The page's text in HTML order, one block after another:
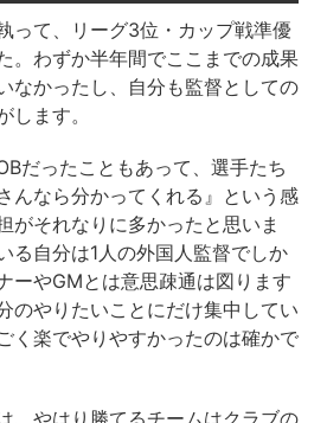
って、リーグ3位・カップ戦準優
。わずか半年間でここまでの成果
なかったし、自分も監督としての
します。
だったこともあって、選手たち
んなら分かってくれる』という感
がそれなりに多かったと思いま
る自分は1人の外国人監督でしか
ーやGMとは意思疎通は図ります
のやりたいことにだけ集中してい
く楽でやりやすかったのは確かで
、やはり勝てるチームはクラブの